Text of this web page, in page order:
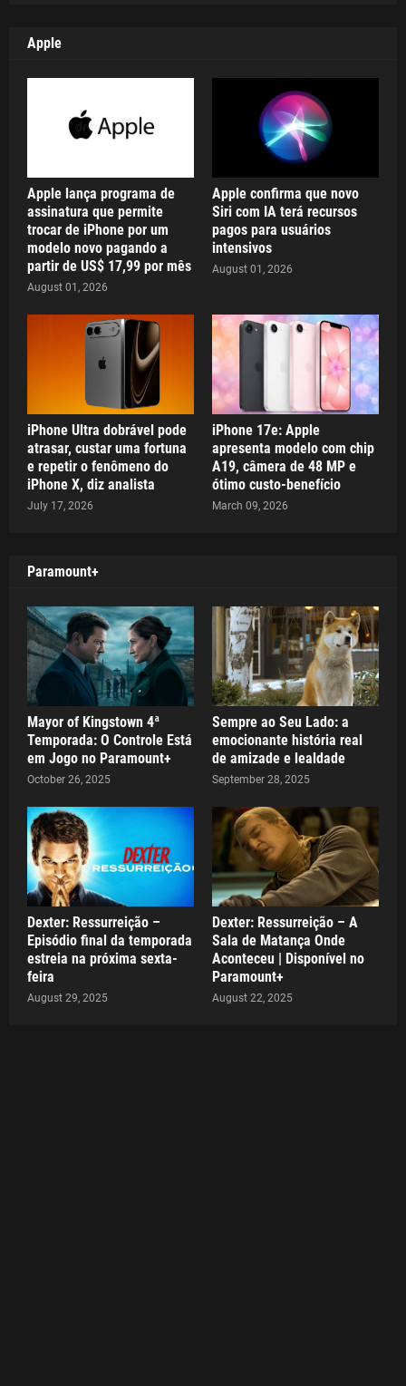
Apple
Apple lança programa de
assinatura que permite
trocar de iPhone por um
modelo novo pagando a
partir de US$ 17,99 por mês
August 01, 2026
Apple confirma que novo
Siri com IA terá recursos
pagos para usuários
intensivos
August 01, 2026
iPhone Ultra dobrável pode
atrasar, custar uma fortuna
e repetir o fenômeno do
iPhone X, diz analista
July 17, 2026
iPhone 17e: Apple
apresenta modelo com chip
A19, câmera de 48 MP e
ótimo custo-benefício
March 09, 2026
Paramount+
Mayor of Kingstown 4ª
Temporada: O Controle Está
em Jogo no Paramount+
October 26, 2025
Sempre ao Seu Lado: a
emocionante história real
de amizade e lealdade
September 28, 2025
Dexter: Ressurreição –
Episódio final da temporada
estreia na próxima sexta-
feira
August 29, 2025
Dexter: Ressurreição – A
Sala de Matança Onde
Aconteceu | Disponível no
Paramount+
August 22, 2025